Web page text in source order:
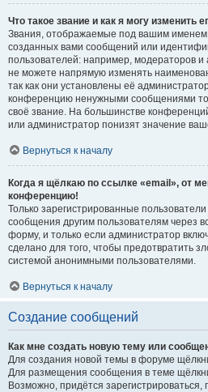
Что такое звание и как я могу изменить
Звания, отображаемые под вашим
созданных вами сообщений или
пользователей: например, модераторов
не можете напрямую изменять
так как они установлены её
конференцию ненужными сообщениями
своё звание. На большинстве
или администратор понизят значение
Вернуться к началу
Когда я щёлкаю по ссылке «email», от
конференцию!
Только зарегистрированные
сообщения другим пользователям через
форму, и только если администратор
сделано для того, чтобы предотвратить
системой анонимными пользователями.
Вернуться к началу
Создание сообщений
Как мне создать новую тему или
Для создания новой темы в форуме
Для размещения сообщения в теме
Возможно, придётся